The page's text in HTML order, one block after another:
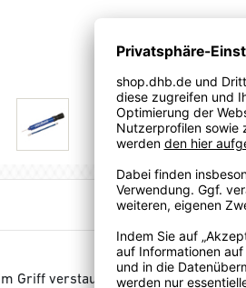
Griff verstaubar, Abschraubbarer